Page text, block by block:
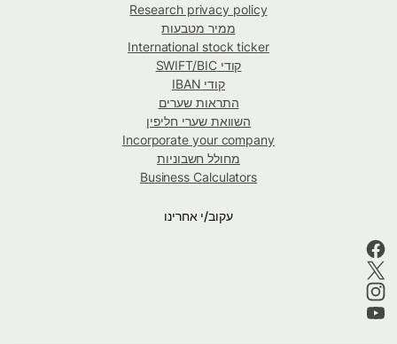
Research privacy policy
ממיר מטבעות
International stock ticker
קודי SWIFT/BIC
קודי IBAN
התראות שערים
השוואת שערי חליפין
Incorporate your company
מחולל חשבוניות
Business Calculators
עקוב/י אחרינו